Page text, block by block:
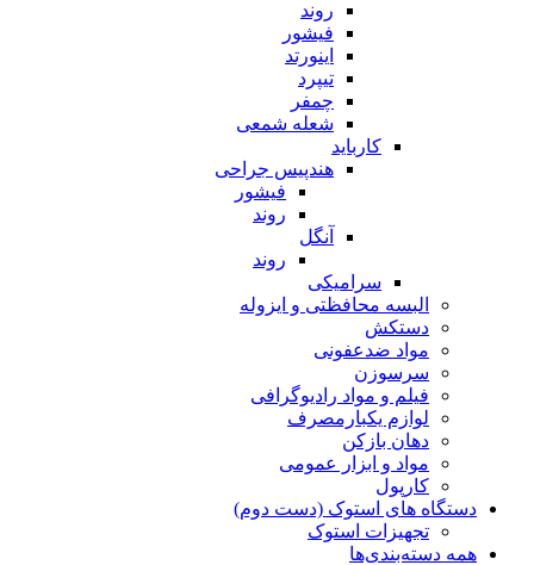
روند
فیشور
اینورتد
تیپرد
چمفر
شعله شمعی
کارباید
هندپیس جراحی
فیشور
روند
آنگل
روند
سرامیکی
البسه محافظتی و ایزوله
دستکش
مواد ضدعفونی
سرسوزن
فیلم و مواد رادیوگرافی
لوازم یکبارمصرف
دهان بازکن
مواد و ابزار عمومی
کارپول
دستگاه های استوک (دست دوم)
تجهیزات استوک
همه دسته‌بندی‌ها